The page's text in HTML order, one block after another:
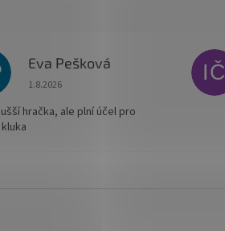
Eva Pešková
Hodnocení obchodu je 5 z 5 hvězdiček.
1.8.2026
hračka, ale plní účel pro
IČ